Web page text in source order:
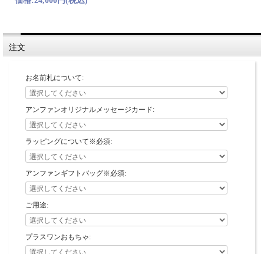
注文
お名前札について:
アンファンオリジナルメッセージカード:
ラッピングについて※必須:
アンファンギフトバッグ※必須:
ご用途:
プラスワンおもちゃ: